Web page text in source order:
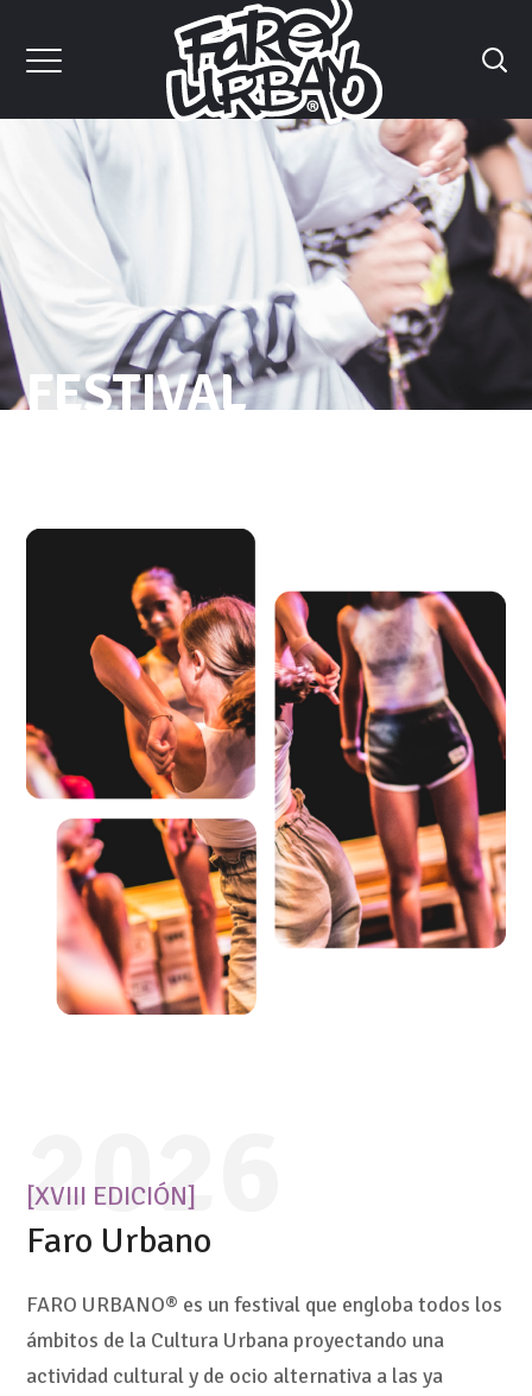
FESTIVAL
2026
[XVIII EDICIÓN]
Faro Urbano
FARO URBANO® es un festival que engloba todos los
ámbitos de la Cultura Urbana proyectando una
actividad cultural y de ocio alternativa a las ya